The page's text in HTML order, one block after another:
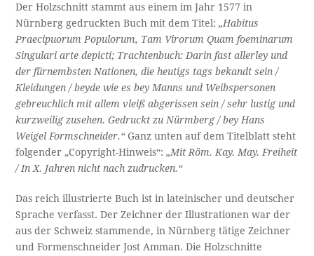
Der Holzschnitt stammt aus einem im Jahr 1577 in
Nürnberg gedruckten Buch mit dem Titel:„Habitus
Praecipuorum Populorum, Tam Virorum Quam foeminarum
Singulari arte depicti; Trachtenbuch: Darin fast allerley und
der fürnembsten Nationen, die heutigs tags bekandt sein /
Kleidungen / beyde wie es bey Manns und Weibspersonen
gebreuchlich mit allem vleiß abgerissen sein / sehr lustig und
kurzweilig zusehen. Gedruckt zu Nürmberg / bey Hans
Weigel Formschneider.“Ganz unten auf dem Titelblatt steht
folgender „Copyright-Hinweis“:„Mit Röm. Kay. May. Freiheit
/ In X. Jahren nicht nach zudrucken.“
Das reich illustrierte Buch ist in lateinischer und deutscher
Sprache verfasst. Der Zeichner der Illustrationen war der
aus der Schweiz stammende, in Nürnberg tätige Zeichner
und Formenschneider Jost Amman. Die Holzschnitte